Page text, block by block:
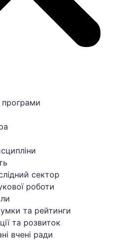
програми
сектор
роботи
та рейтинги
та розвиток
вчені ради